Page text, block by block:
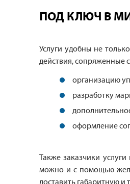
ПОД КЛЮЧ В
Услуги удобны не
действия, сопряженные
организацию
разработку
оформление
Также заказчики
можно и с помощью
доставить габаритную